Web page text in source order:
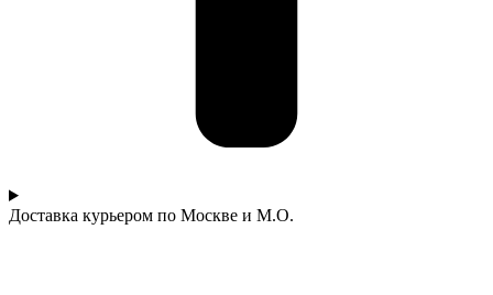
Доставка курьером по Москве и М.О.